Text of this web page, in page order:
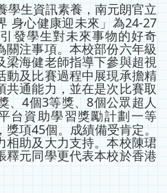
學生資訊素養，南元朗官立
身心健康迎未來」為24-27
發學生對未來事物的好奇
關注事項。本校部份六年級
梁海健老師指導下參與超視
動及比賽過程中展現承擔精
共通能力，並在是次比賽取
、4個3等獎、 8個公眾超人
台資助學習獎勵計劃一等
獎項45個。成績備受肯定。
相助及大力支持。本校陳珺
釋元同學更代表本校於香港